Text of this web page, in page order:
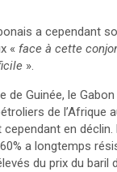
a cependant
« face à cette
».
de Guinée, le Gabon
de l’Afrique
en déclin.
a longtemps
du prix du baril